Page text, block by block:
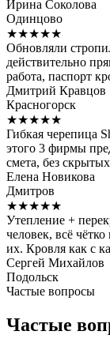
Ирина Соколова
Одинцово
★★★★★
Обновляли
действительно
работа, паспорт
Дмитрий Кравцов
Красногорск
★★★★★
Гибкая черепица
этого 3 фирмы
смета, без
Елена Новикова
Дмитров
★★★★★
Утепление +
человек, всё
их. Кровля как с
Сергей Михайлов
Подольск
Частые вопросы
Частые